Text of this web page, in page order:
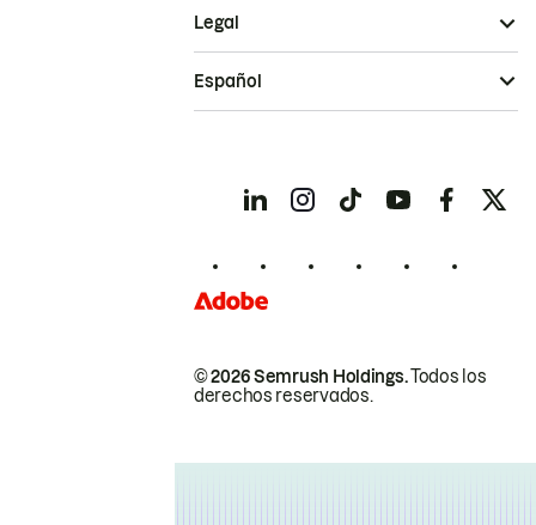
© 2026 Semrush Holdings.Todos los
derechos reservados.
Legal
Español